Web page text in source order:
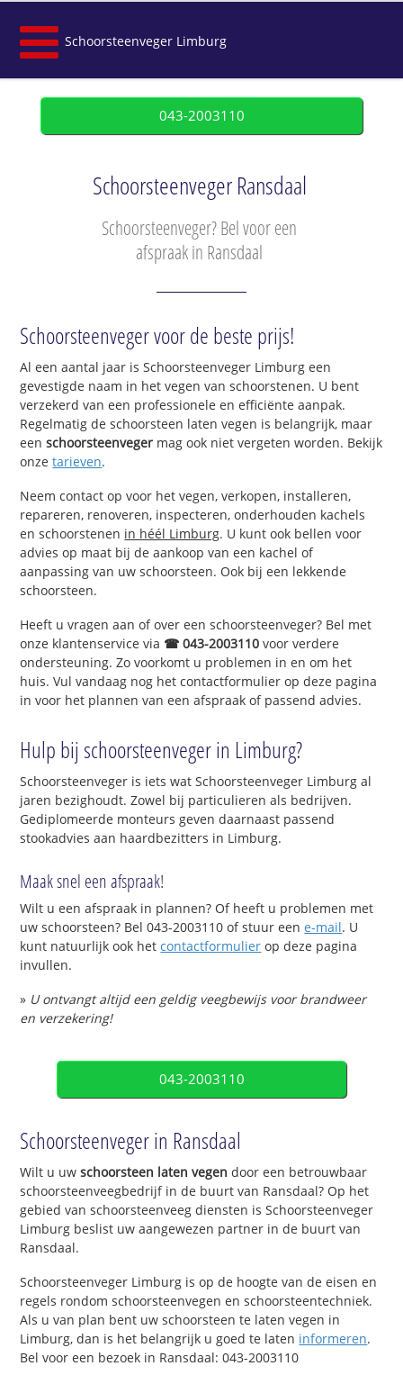
Schoorsteenveger Limburg
043-2003110
Schoorsteenveger Ransdaal
Schoorsteenveger? Bel voor een
afspraak in Ransdaal
Schoorsteenveger voor de beste prijs!
Al een aantal jaar is Schoorsteenveger Limburg een
gevestigde naam in het vegen van schoorstenen. U bent
verzekerd van een professionele en efficiënte aanpak.
Regelmatig de schoorsteen laten vegen is belangrijk, maar
eenschoorsteenveger mag ook niet vergeten worden. Bekijk
onzetarieven.
Neem contact op voor het vegen, verkopen, installeren,
repareren, renoveren, inspecteren, onderhouden kachels
en schoorstenen in héél Limburg. U kunt ook bellen voor
advies op maat bij de aankoop van een kachel of
aanpassing van uw schoorsteen. Ook bij een lekkende
schoorsteen.
Heeft u vragen aan of over een schoorsteenveger? Bel met
onze klantenservice via ☎ 043-2003110 voor verdere
ondersteuning. Zo voorkomt u problemen in en om het
huis. Vul vandaag nog het contactformulier op deze pagina
in voor het plannen van een afspraak of passend advies.
Hulp bij schoorsteenveger in Limburg?
Schoorsteenveger is iets wat Schoorsteenveger Limburg al
jaren bezighoudt. Zowel bij particulieren als bedrijven.
Gediplomeerde monteurs geven daarnaast passend
stookadvies aan haardbezitters in Limburg.
Maak snel een afspraak!
Wilt u een afspraak in plannen? Of heeft u problemen met
uw schoorsteen? Bel 043-2003110 of stuur eene-mail. U
kunt natuurlijk ook hetcontactformulier op deze pagina
invullen.
» U ontvangt altijd een geldig veegbewijs voor brandweer
en verzekering!
043-2003110
Schoorsteenveger in Ransdaal
Wilt u uwschoorsteen laten vegen door een betrouwbaar
schoorsteenveegbedrijf in de buurt van Ransdaal? Op het
gebied van schoorsteenveeg diensten is Schoorsteenveger
Limburg beslist uw aangewezen partner in de buurt van
Ransdaal.
Schoorsteenveger Limburg is op de hoogte van de eisen en
regels rondom schoorsteenvegen en schoorsteentechniek.
Als u van plan bent uw schoorsteen te laten vegen in
Limburg, dan is het belangrijk u goed te laten informeren.
Bel voor een bezoek in Ransdaal: 043-2003110